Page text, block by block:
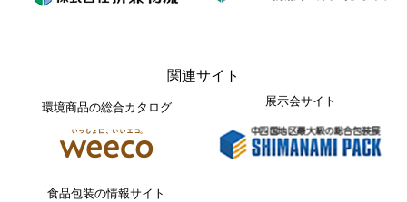
関連サイト
環境商品の総合カタログ 展示会サイト
食品包装の情報サイト